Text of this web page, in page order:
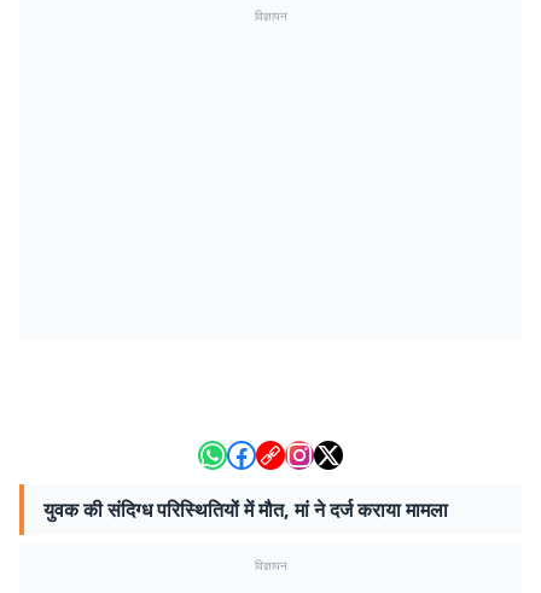
विज्ञापन
युवक की संदिग्ध परिस्थितियों में मौत, मां ने दर्ज कराया मामला
विज्ञापन